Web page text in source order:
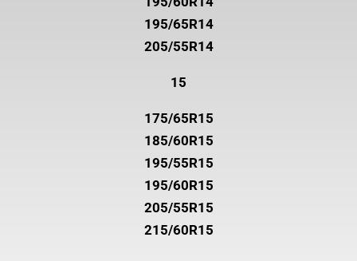
195/65R14
205/55R14
15
175/65R15
185/60R15
195/55R15
195/60R15
205/55R15
215/60R15